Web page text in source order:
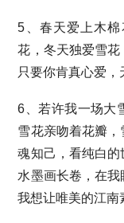
5、春天爱上木
花，冬天独爱雪花
只要你肯真心爱，
6、若许我一场大
雪花亲吻着花瓣
魂知己，看纯白
水墨画长卷，在我
我想让唯美的江南